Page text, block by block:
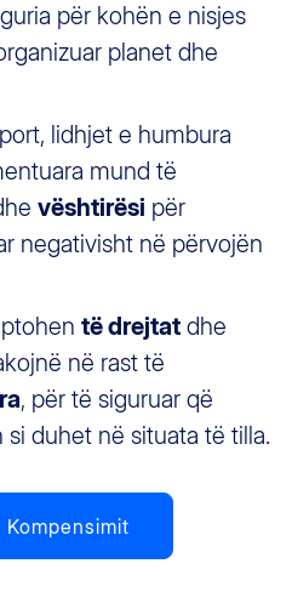
për kohën e nisjes
planet dhe
lidhjet e humbura
mund të
vështirësi për
negativisht në përvojën
të drejtat dhe
në rast të
, për të siguruar që
duhet në situata të tilla.
Kompensimit